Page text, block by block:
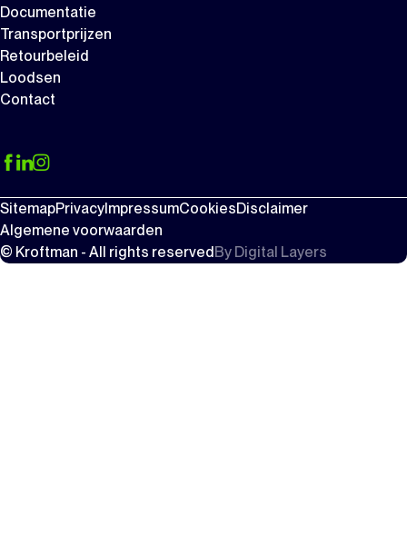
Documentatie
Transportprijzen
Retourbeleid
Loodsen
Contact
SitemapPrivacyImpressumCookiesDisclaimer
Algemene voorwaarden
© Kroftman - All rights reservedBy Digital Layers